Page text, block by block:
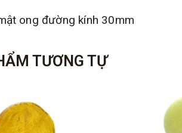
ong đường kính 30mm
TƯƠNG TỰ